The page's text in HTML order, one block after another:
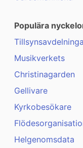
Populära
Musikverkets
Christinagarden
Gellivare
Kyrkobesökare
Helgenomsdata